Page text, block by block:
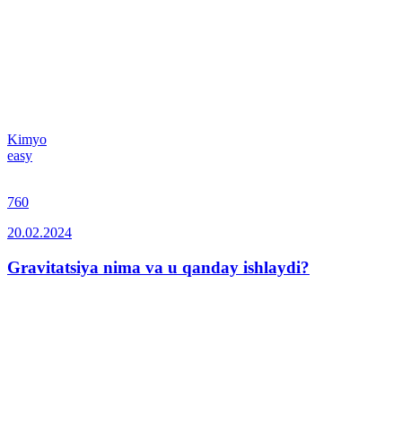
Kimyo
easy
760
20.02.2024
Gravitatsiya nima va u qanday ishlaydi?